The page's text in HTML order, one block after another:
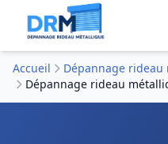
Accueil
Dépannage rideau
Dépannage rideau